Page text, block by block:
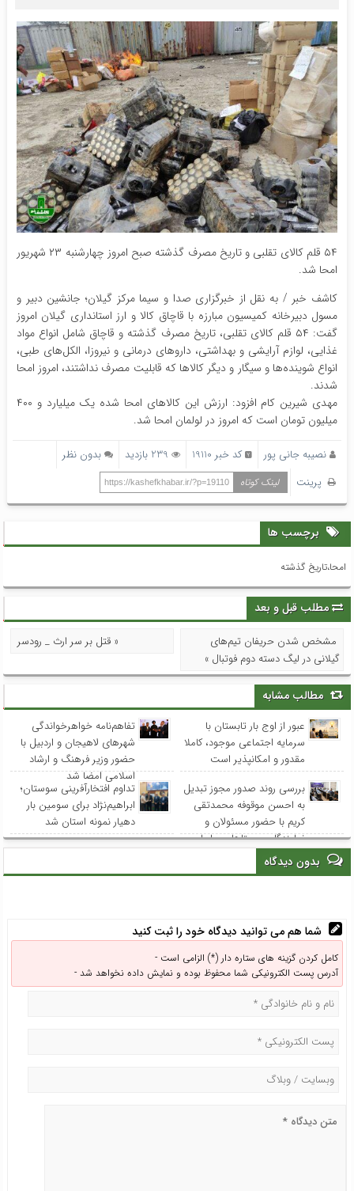
۵۴ قلم کالای تقلبی و تاریخ مصرف گذشته صبح امروز چهارشنبه ۲۳ شهریور
امحا شد.
کاشف خبر / به نقل از خبرگزاری صدا و سیما مرکز گیلان؛ جانشین دبیر و
مسول دبیرخانه کمیسیون مبارزه با قاچاق کالا و ارز استانداری گیلان امروز
گفت: ۵۴ قلم کالای تقلبی، تاریخ مصرف گذشته و قاچاق شامل انواع مواد
غذایی، لوازم آرایشی و بهداشتی، دارو‌های درمانی و نیروزا، الکل‌های طبی،
انواع شوینده‌ها و سیگار و دیگر کالا‌ها که قابلیت مصرف نداشتند، امروز امحا
شدند.
مهدی شیرین کام افزود: ارزش این کالا‌های امحا شده یک میلیارد و ۴۰۰
میلیون تومان است که امروز در لولمان امحا شد.
نصیبه جانی پور کد خبر 19110 239 بازدید
بدون نظر
پرینت
لینک کوتاه https://kashefkhabar.ir/?p=19110
برچسب ها
امحا،تاریخ گذشته
مطلب قبل و بعد
مشخص شدن حریفان تیم‌های
گیلانی در لیگ دسته دوم فوتبال »
« قتل بر سر ارث _ رودسر
مطالب مشابه
عبور از اوج بار تابستان با
سرمایه اجتماعی موجود، کاملا
مقدور و امکانپذیر است
تفاهم‌نامه خواهرخواندگی
شهرهای لاهیجان و اردبیل با
حضور وزیر فرهنگ و ارشاد
اسلامی امضا شد
بررسی روند صدور مجوز تبدیل
به احسن موقوفه محمدتقی
کریم با حضور مسئولان و
نمایندگان روستاهای ساحلی
تداوم افتخارآفرینی سوستان؛
ابراهیم‌نژاد برای سومین بار
دهیار نمونه استان شد
بدون دیدگاه
شما هم می توانید دیدگاه خود را ثبت کنید
کامل کردن گزینه های ستاره دار (*) الزامی است -
آدرس پست الکترونیکی شما محفوظ بوده و نمایش داده نخواهد شد -